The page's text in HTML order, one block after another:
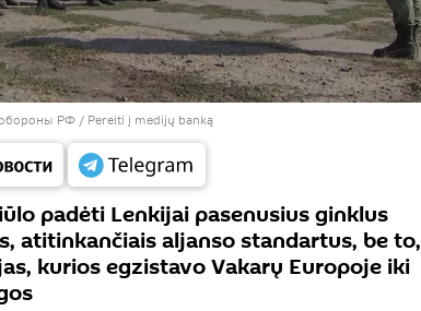
РФ / Pereiti į medijų banką
padėti Lenkijai pasenusius ginklus
atitinkančiais aljanso standartus, be to,
kurios egzistavo Vakarų Europoje iki